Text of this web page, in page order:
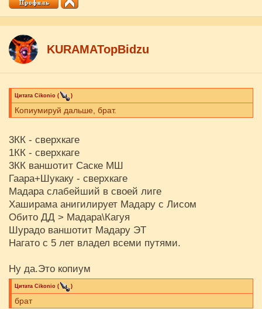
KURAMATopBidzu
Цитата Cikоnio ( )
Копиумируй дальше, брат.
3КК - сверхкаге
1КК - сверхкаге
3КК ваншотит Саске МШ
Гаара+Шукаку - сверхкаге
Мадара слабейший в своей лиге
Хаширама анигилирует Мадару с Лисом
Обито ДД > Мадара\Кагуя
Шурадо ваншотит Мадару ЭТ
Нагато с 5 лет владел всеми путями.
Ну да.Это копиум
Цитата Cikоnio ( )
брат